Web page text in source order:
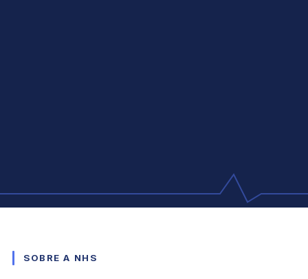
SOBRE A NHS